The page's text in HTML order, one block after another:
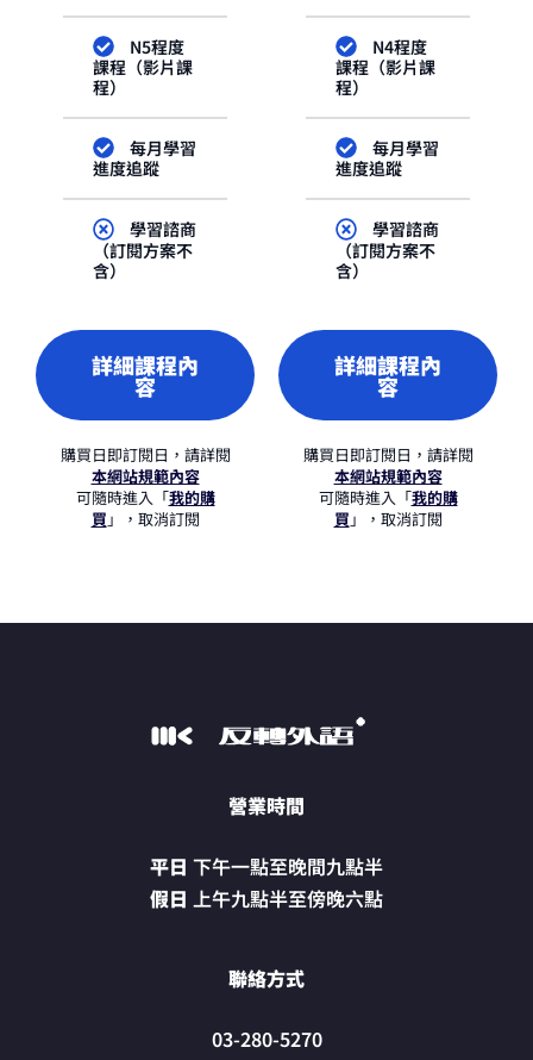
N5程度
課程（影片課
程）
每月學習
進度追蹤
學習諮商
（訂閱方案不
含）
詳細課程內
容
購買日即訂閱日，請詳閱
本網站規範內容
可隨時進入「我的購
買 」，取消訂閱
N4程度
課程（影片課
程）
每月學習
進度追蹤
學習諮商
（訂閱方案不
含）
詳細課程內
容
購買日即訂閱日，請詳閱
本網站規範內容
可隨時進入「我的購
買 」，取消訂閱
營業時間
平日 下午一點至晚間九點半
假日 上午九點半至傍晚六點
聯絡方式
03-280-5270